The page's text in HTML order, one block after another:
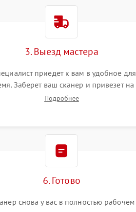
3. Выезд мастера
приедет к вам в удобное для
Заберет ваш сканер и привезет на
диагностики.Подробнее
6. Готово
снова у вас в полностью рабочем